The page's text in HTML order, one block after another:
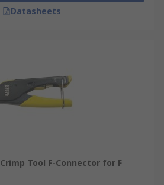
Datasheets
Tool F-Connector for F